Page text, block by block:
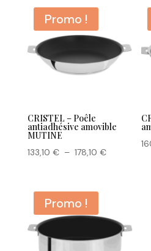
Promo !
CRISTEL – Poêle
antiadhésive amovible
MUTINE
133,10 € – 178,10 €Plage
à
178,10 €
Promo !